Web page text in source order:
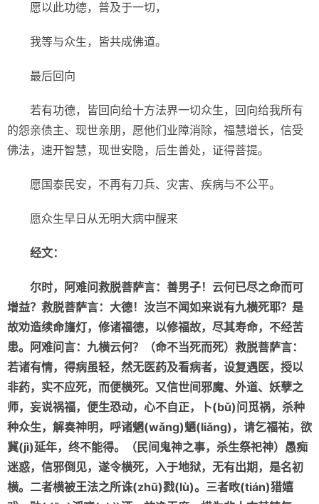
愿以此功德，普及于一切，
我等与众生，皆共成佛道。
最后回向
若有功德，皆回向给十方法界一切众生，回向给我所有
的怨亲债主、现世亲朋，愿他们业障消除，福慧增长，信受
佛法，速开智慧，现世安隐，后生善处，证得菩提。
愿国泰民安，不再有刀兵、灾害、疾病与不公平。
愿众生早日从无明大病中醒来
经文：
尔时，阿难问救脱菩萨言：善男子！云何已尽之命而可
增益？救脱菩萨言：大德！汝岂不闻如来说有九横死耶？是
故劝造续命旛灯，修诸福德，以修福故，尽其寿命，不经苦
患。阿难问言：九横云何？（命不当死而死）救脱菩萨言：
若诸有情，得病虽轻，然无医药及看病者，设复遇医，授以
非药，实不应死，而便横死。又信世间邪魔、外道、妖孽之
师，妄说祸福，便生恐动，心不自正，卜(bǔ)问觅祸，杀种
种众生，解奏神明，呼诸魍(wǎng)魉(liǎng) ，请乞福祐，欲
冀(jì)延年，终不能得。（民间鬼神之事，杀生祭祀神）愚痴
迷惑，信邪倒见，遂令横死，入于地狱，无有出期，是名初
横。二者横被王法之所诛(zhū)戮(lù)。三者畋(tián)猎嬉